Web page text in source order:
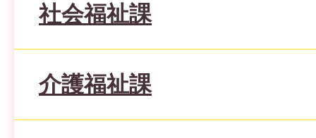
社会福祉課
介護福祉課